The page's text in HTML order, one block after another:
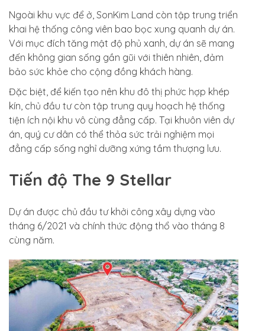
Ngoài khu vực để ở, SonKim Land còn tập trung triển
khai hệ thống công viên bao bọc xung quanh dự án.
Với mục đích tăng mật độ phủ xanh, dự án sẽ mang
đến không gian sống gần gũi với thiên nhiên, đảm
bảo sức khỏe cho cộng đồng khách hàng.
Đặc biệt, để kiến tạo nên khu đô thị phức hợp khép
kín, chủ đầu tư còn tập trung quy hoạch hệ thống
tiện ích nội khu vô cùng đẳng cấp. Tại khuôn viên dự
án, quý cư dân có thể thỏa sức trải nghiệm mọi
đẳng cấp sống nghỉ dưỡng xứng tầm thượng lưu.
Tiến độ The 9 Stellar
Dự án được chủ đầu tư khởi công xây dựng vào
tháng 6/2021 và chính thức động thổ vào tháng 8
cùng năm.